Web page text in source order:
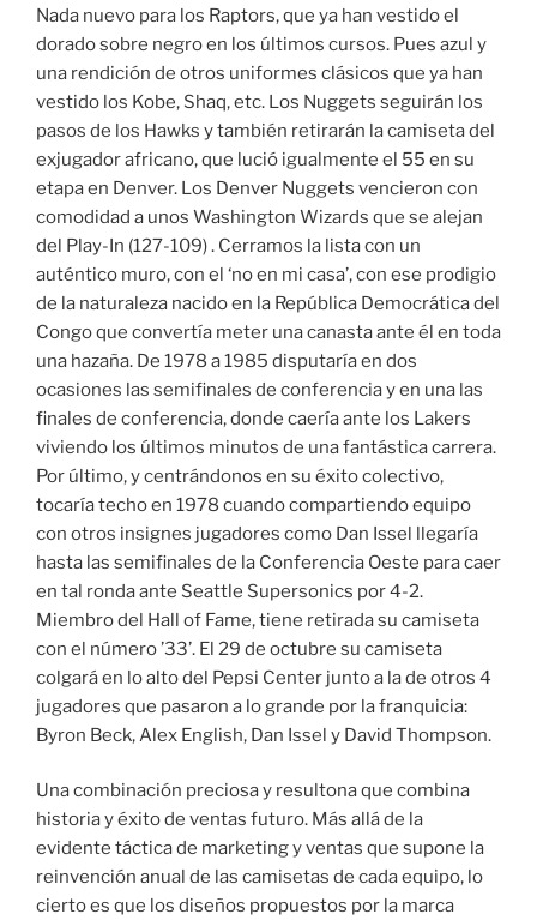
Nada nuevo para los Raptors, que ya han vestido el
dorado sobre negro en los últimos cursos. Pues azul y
una rendición de otros uniformes clásicos que ya han
vestido los Kobe, Shaq, etc. Los Nuggets seguirán los
pasos de los Hawks y también retirarán la camiseta del
exjugador africano, que lució igualmente el 55 en su
etapa en Denver. Los Denver Nuggets vencieron con
comodidad a unos Washington Wizards que se alejan
del Play-In (127-109) . Cerramos la lista con un
auténtico muro, con el ‘no en mi casa’, con ese prodigio
de la naturaleza nacido en la República Democrática del
Congo que convertía meter una canasta ante él en toda
una hazaña. De 1978 a 1985 disputaría en dos
ocasiones las semifinales de conferencia y en una las
finales de conferencia, donde caería ante los Lakers
viviendo los últimos minutos de una fantástica carrera.
Por último, y centrándonos en su éxito colectivo,
tocaría techo en 1978 cuando compartiendo equipo
con otros insignes jugadores como Dan Issel llegaría
hasta las semifinales de la Conferencia Oeste para caer
en tal ronda ante Seattle Supersonics por 4-2.
Miembro del Hall of Fame, tiene retirada su camiseta
con el número ’33’. El 29 de octubre su camiseta
colgará en lo alto del Pepsi Center junto a la de otros 4
jugadores que pasaron a lo grande por la franquicia:
Byron Beck, Alex English, Dan Issel y David Thompson.
Una combinación preciosa y resultona que combina
historia y éxito de ventas futuro. Más allá de la
evidente táctica de marketing y ventas que supone la
reinvención anual de las camisetas de cada equipo, lo
cierto es que los diseños propuestos por la marca